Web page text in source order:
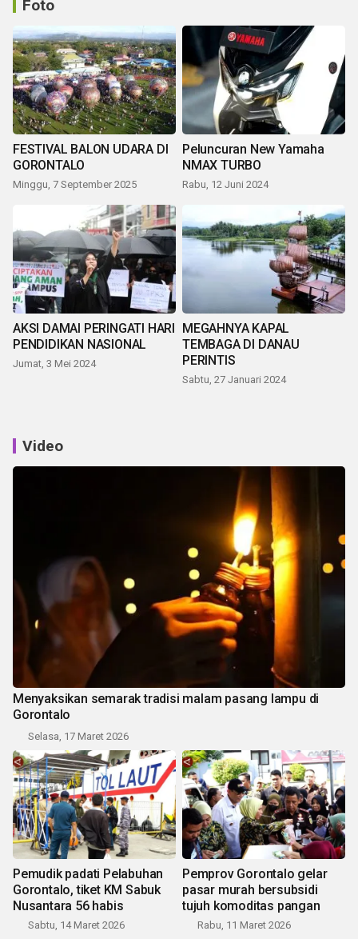
Foto
FESTIVAL BALON UDARA DI
GORONTALO
Minggu, 7 September 2025
Peluncuran New Yamaha
NMAX TURBO
Rabu, 12 Juni 2024
AKSI DAMAI PERINGATI HARI
PENDIDIKAN NASIONAL
Jumat, 3 Mei 2024
MEGAHNYA KAPAL
TEMBAGA DI DANAU
PERINTIS
Sabtu, 27 Januari 2024
Video
Menyaksikan semarak tradisi malam pasang lampu di
Gorontalo
Selasa, 17 Maret 2026
Pemudik padati Pelabuhan
Gorontalo, tiket KM Sabuk
Nusantara 56 habis
Sabtu, 14 Maret 2026
Pemprov Gorontalo gelar
pasar murah bersubsidi
tujuh komoditas pangan
Rabu, 11 Maret 2026